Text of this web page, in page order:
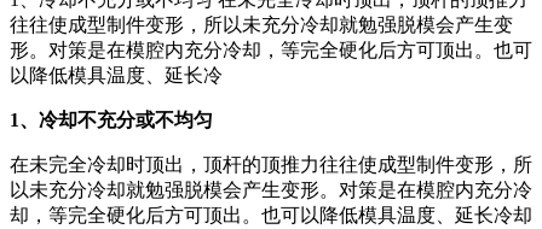
往往使成型制件变形，所以未充分冷却就勉强脱模会产生变
形。对策是在模腔内充分冷却，等完全硬化后方可顶出。也可
以降低模具温度、延长冷
1、冷却不充分或不均匀
在未完全冷却时顶出，顶杆的顶推力往往使成型制件变形，所
以未充分冷却就勉强脱模会产生变形。对策是在模腔内充分冷
却，等完全硬化后方可顶出。也可以降低模具温度、延长冷却